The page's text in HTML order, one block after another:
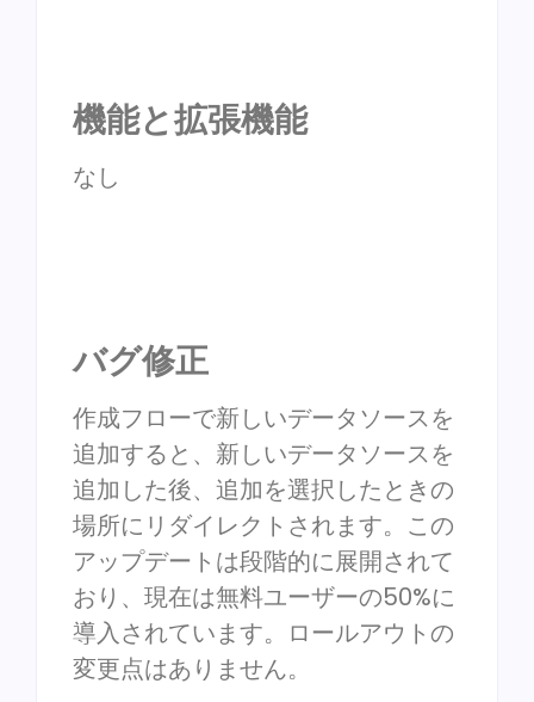
機能と拡張機能
なし
バグ修正
作成フローで新しいデータソースを
追加すると、新しいデータソースを
追加した後、追加を選択したときの
場所にリダイレクトされます。この
アップデートは段階的に展開されて
おり、現在は無料ユーザーの50%に
導入されています。ロールアウトの
変更点はありません。